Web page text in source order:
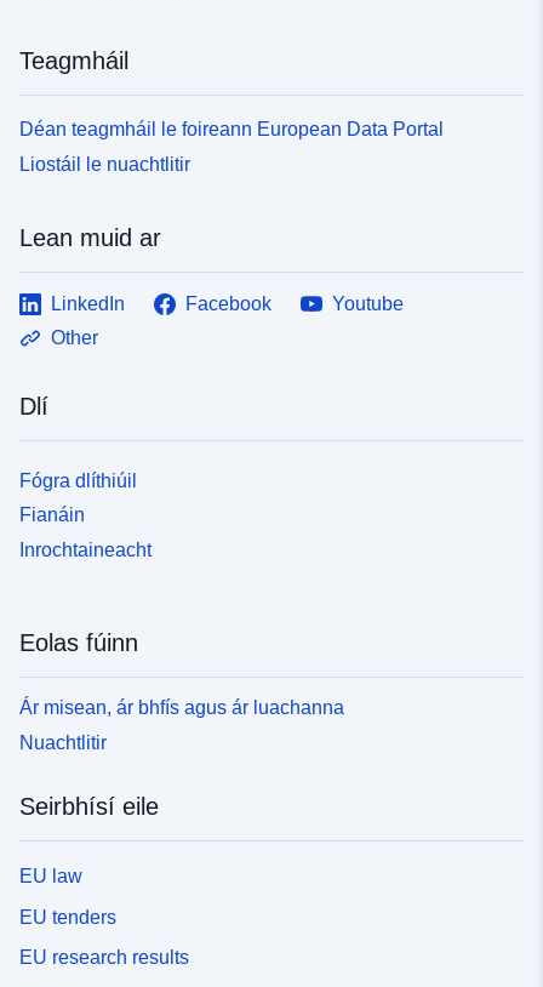
Teagmháil
Déan teagmháil le foireann European Data Portal
Liostáil le nuachtlitir
Lean muid ar
LinkedIn Facebook
Youtube
Other
Dlí
Fógra dlíthiúil
Fianáin
Inrochtaineacht
Eolas fúinn
Ár misean, ár bhfís agus ár luachanna
Nuachtlitir
Seirbhísí eile
EU law
EU tenders
EU research results